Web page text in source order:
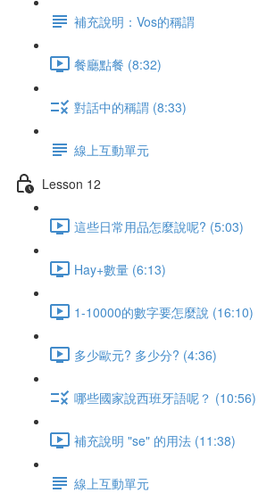
補充說明：Vos的稱謂
餐廳點餐 (8:32)
對話中的稱謂 (8:33)
線上互動單元
Lesson 12
這些日常用品怎麼說呢? (5:03)
Hay+數量 (6:13)
1-10000的數字要怎麼說 (16:10)
多少歐元? 多少分? (4:36)
哪些國家說西班牙語呢？ (10:56)
補充說明 "se" 的用法 (11:38)
線上互動單元